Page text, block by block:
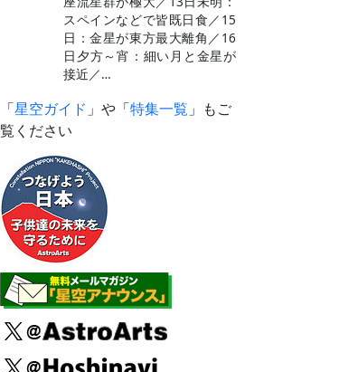
スペインなどで皆既日食／15
日：金星が東方最大離角／16
日夕方～宵：細い月と金星が
接近／…
「星空ガイド 」や「特集一覧 」もご
覧ください